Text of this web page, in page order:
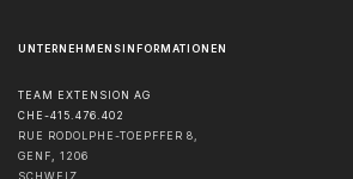
UNTERNEHMENSINFORMATIONEN
TEAM EXTENSION AG
CHE-415.476.402
RUE RODOLPHE-TOEPFFER 8,
GENF, 1206